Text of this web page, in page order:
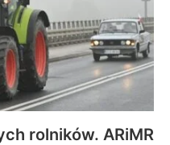
rolników. ARiMR